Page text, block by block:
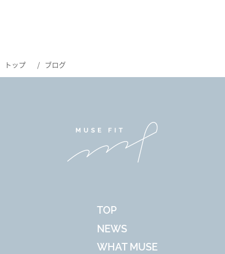
トップ ブログ
TOP
NEWS
WHAT MUSE